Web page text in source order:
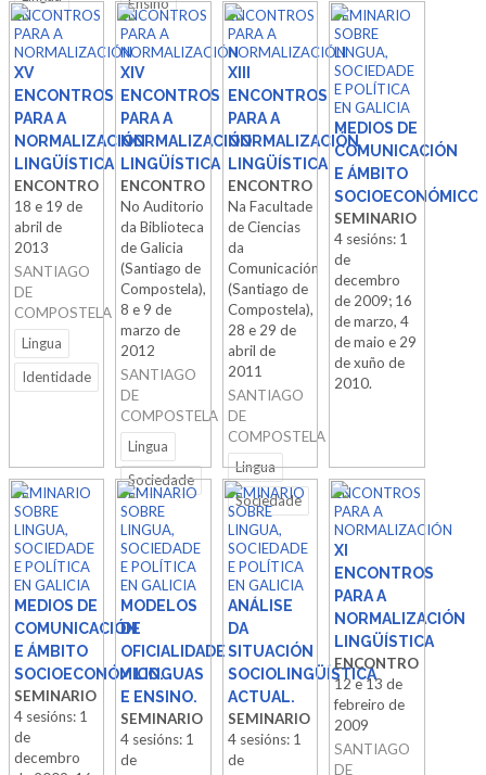
ENCONTROS
PARA A
NORMALIZACIÓN
XV
ENCONTROS
PARA A
NORMALIZACIÓN
LINGÜÍSTICA
ENCONTRO
18 e 19 de
abril de
2013
SANTIAGO
DE
COMPOSTELA
Lingua
Identidade
ENCONTROS
PARA A
NORMALIZACIÓN
XIV
ENCONTROS
PARA A
NORMALIZACIÓN
LINGÜÍSTICA
ENCONTRO
No Auditorio
da Biblioteca
de Galicia
(Santiago de
Compostela),
8 e 9 de
marzo de
2012
SANTIAGO
DE
COMPOSTELA
Lingua
Sociedade
ENCONTROS
PARA A
NORMALIZACIÓN
XIII
ENCONTROS
PARA A
NORMALIZACIÓN
LINGÜÍSTICA
ENCONTRO
Na Facultade
de Ciencias
da
Comunicación
(Santiago de
Compostela),
28 e 29 de
abril de
2011
SANTIAGO
DE
COMPOSTELA
Lingua
Sociedade
SEMINARIO
SOBRE
LINGUA,
SOCIEDADE
E POLÍTICA
EN GALICIA
MEDIOS DE
COMUNICACIÓN
E ÁMBITO
SOCIOECONÓMICO.
SEMINARIO
4 sesións: 1
de
decembro
de 2009; 16
de marzo, 4
de maio e 29
de xuño de
2010.
SEMINARIO
SOBRE
LINGUA,
SOCIEDADE
E POLÍTICA
EN GALICIA
MEDIOS DE
COMUNICACIÓN
E ÁMBITO
SOCIOECONÓMICO.
SEMINARIO
4 sesións: 1
de
decembro
SEMINARIO
SOBRE
LINGUA,
SOCIEDADE
E POLÍTICA
EN GALICIA
MODELOS
DE
OFICIALIDADE
/ LINGUAS
E ENSINO.
SEMINARIO
4 sesións: 1
de
SEMINARIO
SOBRE
LINGUA,
SOCIEDADE
E POLÍTICA
EN GALICIA
ANÁLISE
DA
SITUACIÓN
SOCIOLINGÜÍSTICA
ACTUAL.
SEMINARIO
4 sesións: 1
de
ENCONTROS
PARA A
NORMALIZACIÓN
XI
ENCONTROS
PARA A
NORMALIZACIÓN
LINGÜÍSTICA
ENCONTRO
12 e 13 de
febreiro de
2009
SANTIAGO
DE